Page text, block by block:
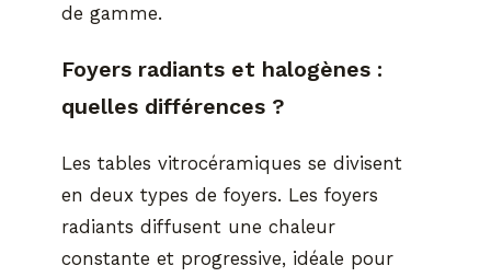
de gamme.
Foyers radiants et halogènes :
quelles différences ?
Les tables vitrocéramiques se divisent
en deux types de foyers. Les foyers
radiants diffusent une chaleur
constante et progressive, idéale pour